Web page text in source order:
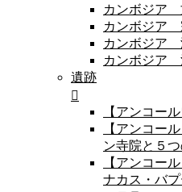
カンボジア
カンボジア
カンボジア
カンボジア
遺跡
【アンコー
【アンコー
ン寺院と５
【アンコー
ナカス・バ